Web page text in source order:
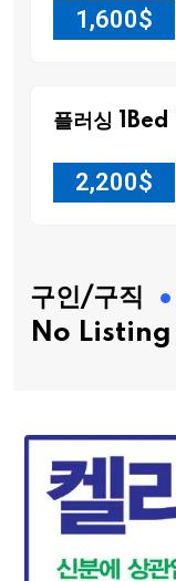
1,600$
플러싱
2,200$
구인/구직
No Listing